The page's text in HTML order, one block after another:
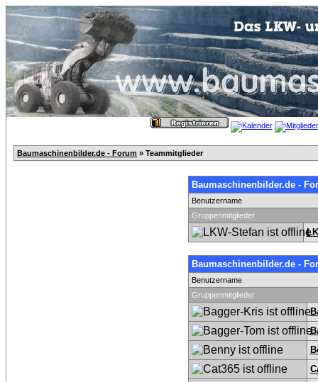
Baumaschinenbilder.de - Forum » Teammitglieder
Baumaschinenbilder.de -
Benutzername
Gruppenmitglieder
Baumaschinenbilder.de -
Benutzername
Gruppenmitglieder